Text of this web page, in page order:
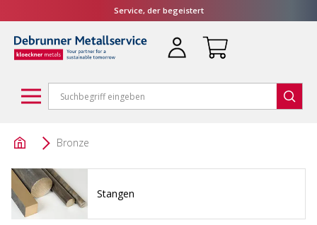
Service, der begeistert
Bronze
Stangen